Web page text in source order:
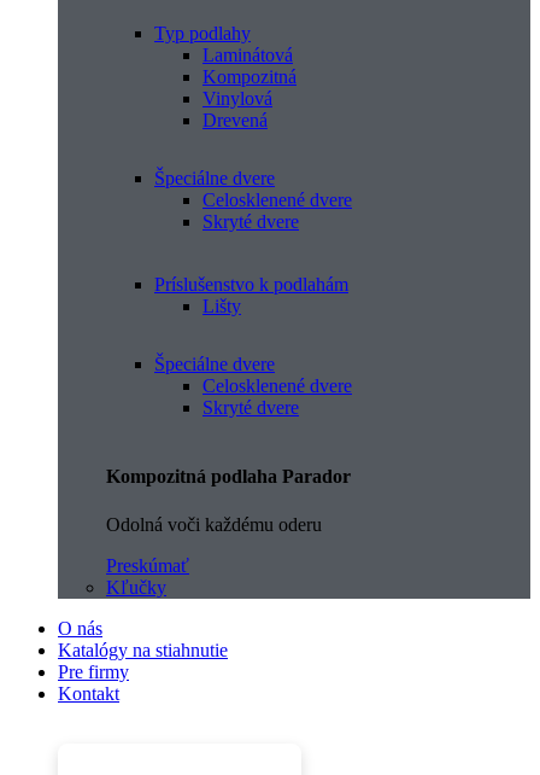
Typ podlahy
Laminátová
Kompozitná
Vinylová
Drevená
Špeciálne dvere
Celosklenené dvere
Skryté dvere
Príslušenstvo k podlahám
Lišty
Špeciálne dvere
Celosklenené dvere
Skryté dvere
Kompozitná podlaha Parador
Odolná voči každému oderu
Preskúmať
Kľučky
O nás
Katalógy na stiahnutie
Pre firmy
Kontakt